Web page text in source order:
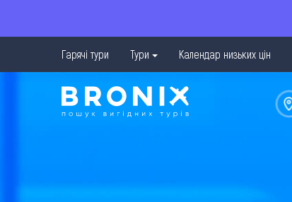
Гарячі тури Тури Календар низьких цін